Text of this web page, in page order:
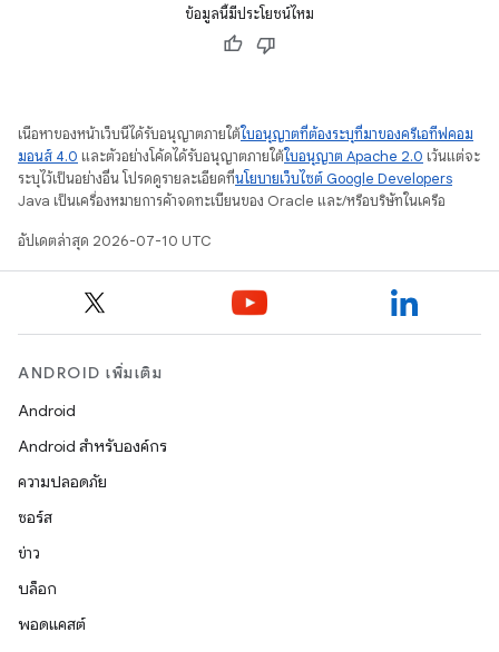
ข้อมูลนี้มีประโยชน์ไหม
เนื้อหาของหน้าเว็บนี้ได้รับอนุญาตภายใต้ใบอนุญาตที่ต้องระบุที่มาของครีเอทีฟคอม
มอนส์ 4.0 และตัวอย่างโค้ดได้รับอนุญาตภายใต้ใบอนุญาต Apache 2.0 เว้นแต่จะ
ระบุไว้เป็นอย่างอื่น โปรดดูรายละเอียดที่นโยบายเว็บไซต์ Google Developers
Java เป็นเครื่องหมายการค้าจดทะเบียนของ Oracle และ/หรือบริษัทในเครือ
อัปเดตล่าสุด 2026-07-10 UTC
ANDROID เพิ่มเติม
Android
Android สำหรับองค์กร
ความปลอดภัย
ซอร์ส
ข่าว
บล็อก
พอดแคสต์